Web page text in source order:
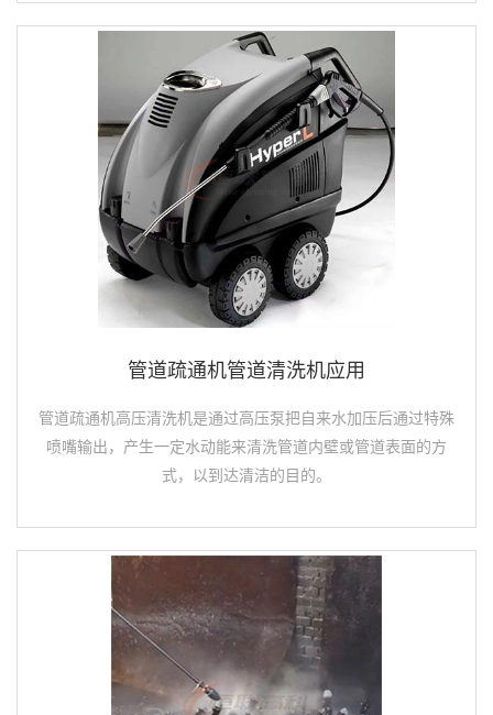
管道疏通机管道清洗机应用
管道疏通机高压清洗机是通过高压泵把自来水加压后通过特殊
喷嘴输出，产生一定水动能来清洗管道内壁或管道表面的方
式，以到达清洁的目的。